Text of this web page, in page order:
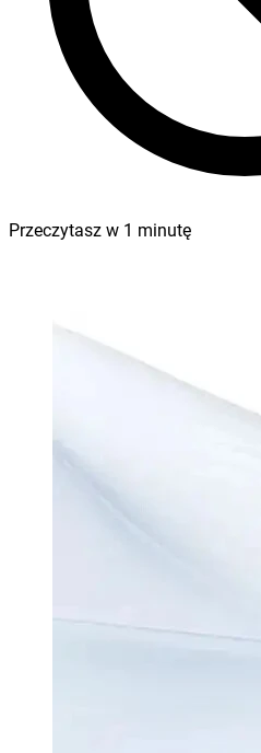
Przeczytasz w 1 minutę